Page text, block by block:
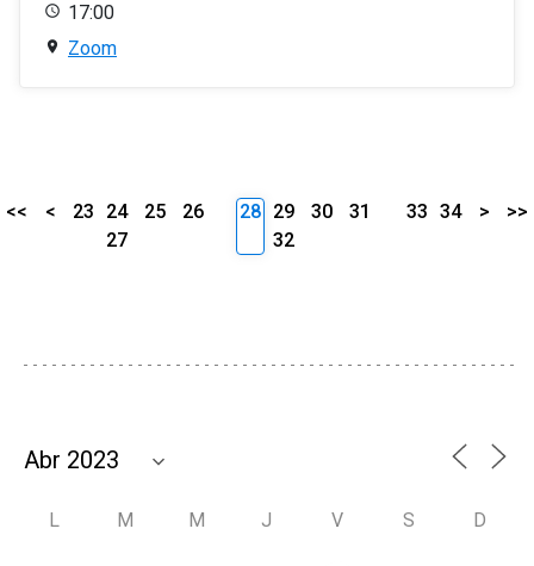
17:00
Zoom
<< < 23 24 25
26
27
28 29 30
31
32
33 34 > >>
L M M J V S D